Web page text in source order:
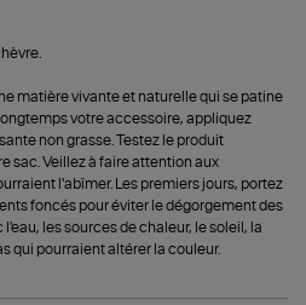
matière vivante et naturelle qui se patine
votre accessoire, appliquez
non grasse. Testez le produit
sac. Veillez à faire attention aux
l'abîmer. Les premiers jours, portez
foncés pour éviter le dégorgement des
les sources de chaleur, le soleil, la
qui pourraient altérer la couleur.